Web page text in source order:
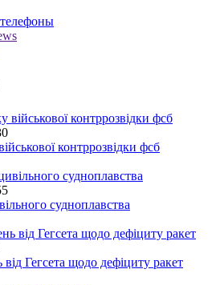
контррозвідки фсб
судноплавства
Гегсета щодо дефіциту ракет